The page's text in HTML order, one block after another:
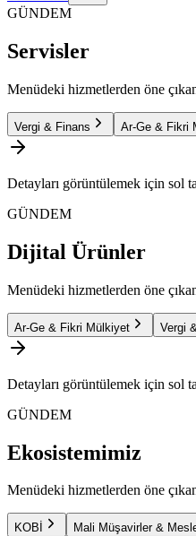
GÜNDEM
Servisler
Menüdeki hizmetlerden öne
Vergi & Finans Ar-Ge & Fikri
Detayları görüntülemek için sol
GÜNDEM
Dijital Ürünler
Menüdeki hizmetlerden öne
Ar-Ge & Fikri Mülkiyet Vergi
Detayları görüntülemek için sol
GÜNDEM
Ekosistemimiz
Menüdeki hizmetlerden öne
KOBİ Mali Müşavirler &